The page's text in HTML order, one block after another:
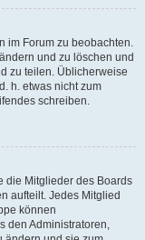
im Forum zu beobachten.
und zu löschen und
zu teilen. Üblicherweise
h. etwas nicht zum
schreiben.
die Mitglieder des Boards
aufteilt. Jedes Mitglied
können
den Administratoren,